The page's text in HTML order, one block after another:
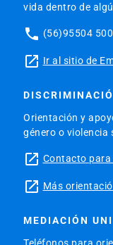
vida dentro de
phone (56)95504
launch Ir al sitio de
Orientación y
género o violencia
launch Contacto para
launch Más
MEDIACIÓN
Teléfonos para